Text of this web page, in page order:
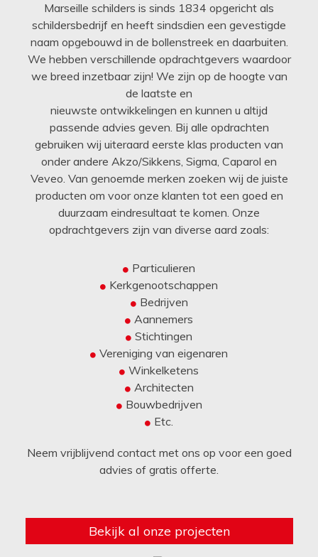
Marseille schilders is sinds 1834 opgericht als
schildersbedrijf en heeft sindsdien een gevestigde
naam opgebouwd in de bollenstreek en daarbuiten.
We hebben verschillende opdrachtgevers waardoor
we breed inzetbaar zijn! We zijn op de hoogte van
de laatste en
nieuwste ontwikkelingen en kunnen u altijd
passende advies geven. Bij alle opdrachten
gebruiken wij uiteraard eerste klas producten van
onder andere Akzo/Sikkens, Sigma, Caparol en
Veveo. Van genoemde merken zoeken wij de juiste
producten om voor onze klanten tot een goed en
duurzaam eindresultaat te komen. Onze
opdrachtgevers zijn van diverse aard zoals:
Particulieren
Kerkgenootschappen
Bedrijven
Aannemers
Stichtingen
Vereniging van eigenaren
Winkelketens
Architecten
Bouwbedrijven
Etc.
Neem vrijblijvend contact met ons op voor een goed
advies of gratis offerte.
Bekijk al onze projecten